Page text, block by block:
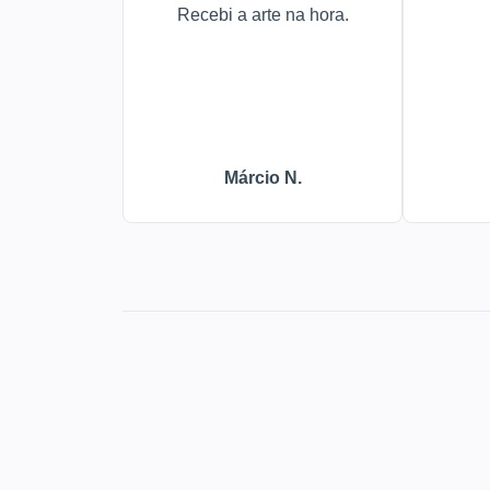
Recebi a arte na hora.
Márcio N.